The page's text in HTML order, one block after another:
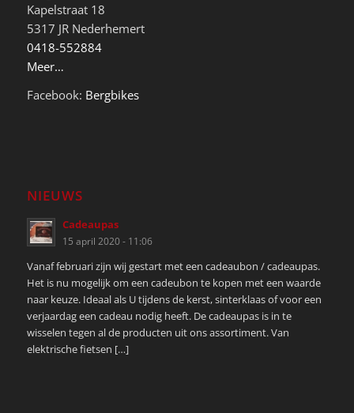
Kapelstraat 18
5317 JR Nederhemert
0418-552884
Meer…
Facebook: Bergbikes
NIEUWS
Cadeaupas
15 april 2020 - 11:06
Vanaf februari zijn wij gestart met een cadeaubon / cadeaupas.
Het is nu mogelijk om een cadeubon te kopen met een waarde
naar keuze. Ideaal als U tijdens de kerst, sinterklaas of voor een
verjaardag een cadeau nodig heeft. De cadeaupas is in te
wisselen tegen al de producten uit ons assortiment. Van
elektrische fietsen […]